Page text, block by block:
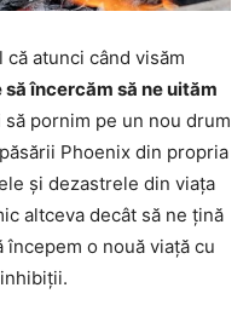
atunci când visăm
încercăm să ne uităm
pornim pe un nou drum
Phoenix din propria
și dezastrele din viața
altceva decât să ne țină
o nouă viață cu